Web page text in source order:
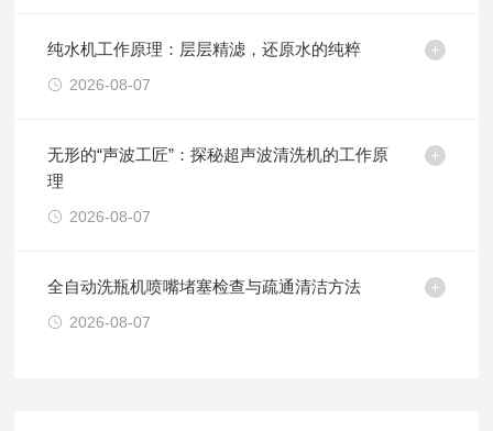
纯水机工作原理：层层精滤，还原水的纯粹
2026-08-07
无形的“声波工匠”：探秘超声波清洗机的工作原
理
2026-08-07
全自动洗瓶机喷嘴堵塞检查与疏通清洁方法
2026-08-07